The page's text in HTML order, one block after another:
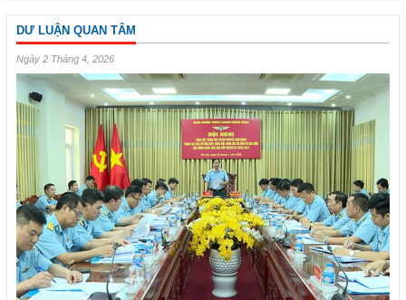
DƯ LUẬN QUAN TÂM
Ngày 2 Tháng 4, 2026